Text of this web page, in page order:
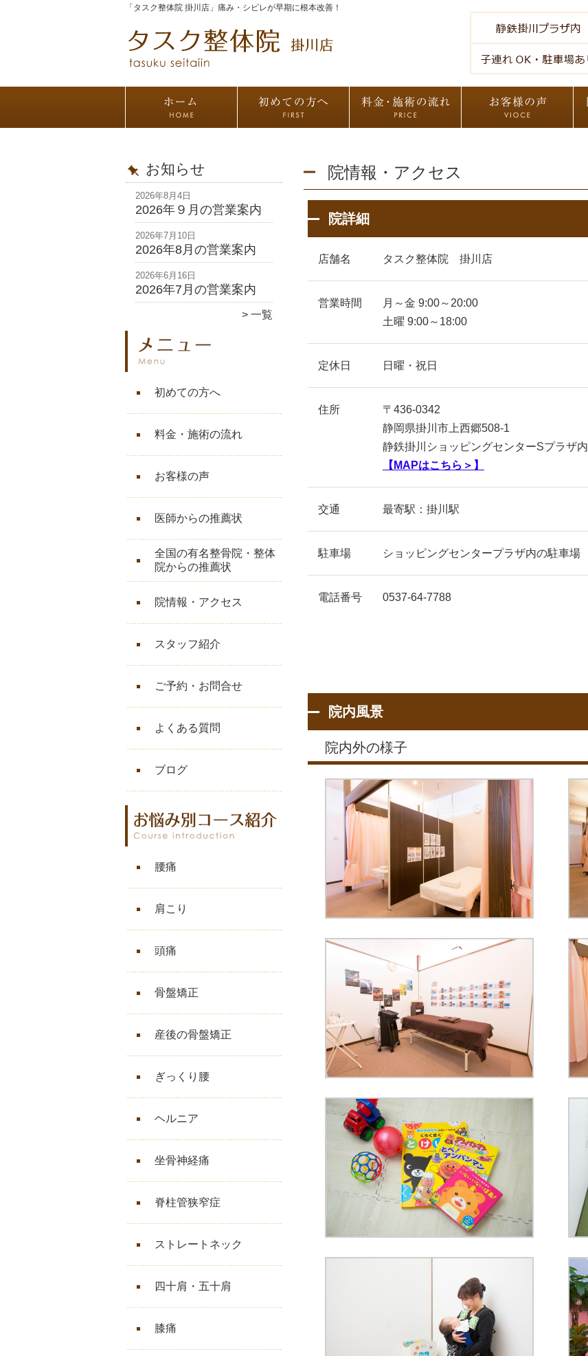
「タスク整体院 掛川店」痛み・シビレが早期に根本改善！
お知らせ
2026年8月4日
2026年９月の営業案内
2026年7月10日
2026年8月の営業案内
2026年6月16日
2026年7月の営業案内
一覧
初めての方へ
料金・施術の流れ
お客様の声
医師からの推薦状
全国の有名整骨院・整体
院からの推薦状
院情報・アクセス
スタッフ紹介
ご予約・お問合せ
よくある質問
ブログ
腰痛
肩こり
頭痛
骨盤矯正
産後の骨盤矯正
ぎっくり腰
ヘルニア
坐骨神経痛
脊柱管狭窄症
ストレートネック
四十肩・五十肩
膝痛
院情報・アクセス
院詳細
店舗名 タスク整体院 掛川店
営業時間
月～金 9:00～20:00
土曜 9:00～18:00
定休日 日曜・祝日
住所
〒436-0342
静岡県掛川市上西郷508‐1
静鉄掛川ショッピングセンターSプラザ内
【MAPはこちら＞】
交通 最寄駅：掛川駅
駐車場 ショッピングセンタープラザ内の駐車場
電話番号 0537-64-7788
院内風景
院内外の様子